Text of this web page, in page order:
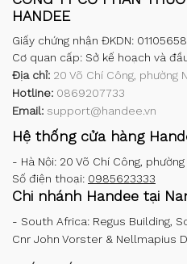
HANDEE
Giấy chứng nhận ĐKDN:
Cơ quan cấp: Sở kế hoạch và
Địa chỉ: 20 Võ Chí Công, phường
Hotline: 0869207733
Email: support@handee.vn
Hệ thống cửa hàng
- Hà Nội: 20 Võ Chí Công,
Số điện thoại: 0985623333
Chi nhánh Handee tại
- South Africa: Regus Building,
Cnr John Vorster & Nellmapius